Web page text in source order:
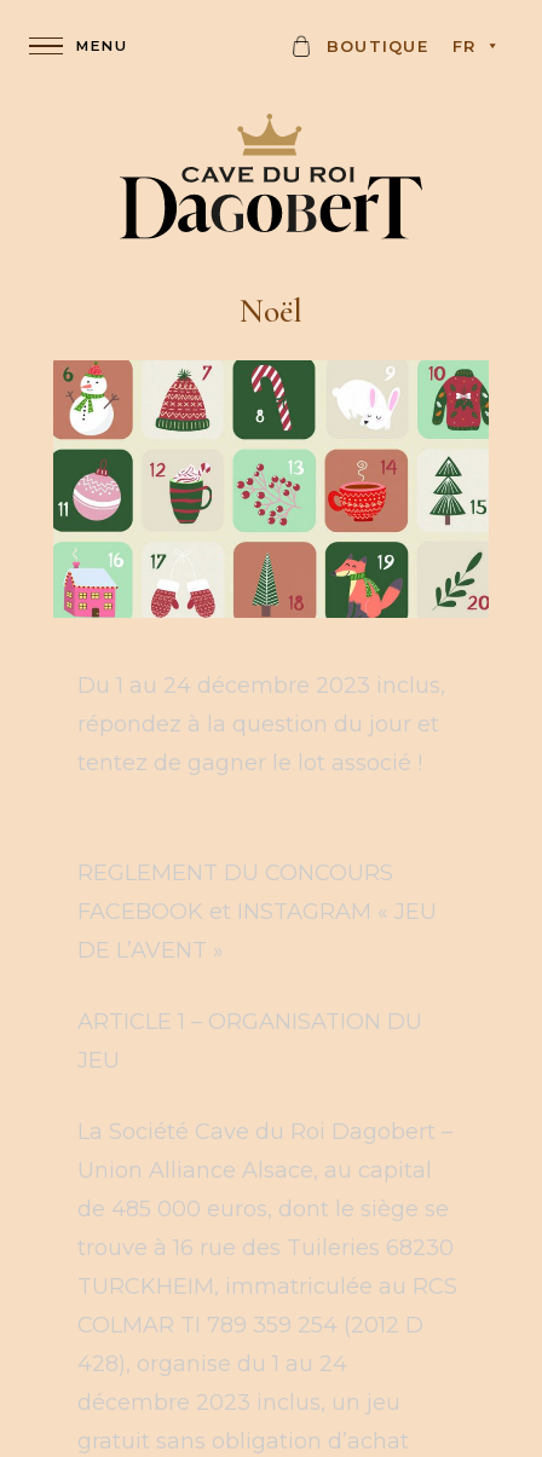
C
R
D
BOUTIQUE FR
Noël
Du 1 au 24 décembre 2023 inclus,
répondez à la question du jour et
tentez de gagner le lot associé !
REGLEMENT DU CONCOURS
FACEBOOK et INSTAGRAM « JEU
DE L’AVENT »
ARTICLE 1 – ORGANISATION DU
JEU
La Société Cave du Roi Dagobert –
Union Alliance Alsace, au capital
de 485 000 euros, dont le siège se
trouve à 16 rue des Tuileries 68230
TURCKHEIM, immatriculée au RCS
COLMAR TI 789 359 254 (2012 D
428), organise du 1 au 24
décembre 2023 inclus, un jeu
gratuit sans obligation d’achat